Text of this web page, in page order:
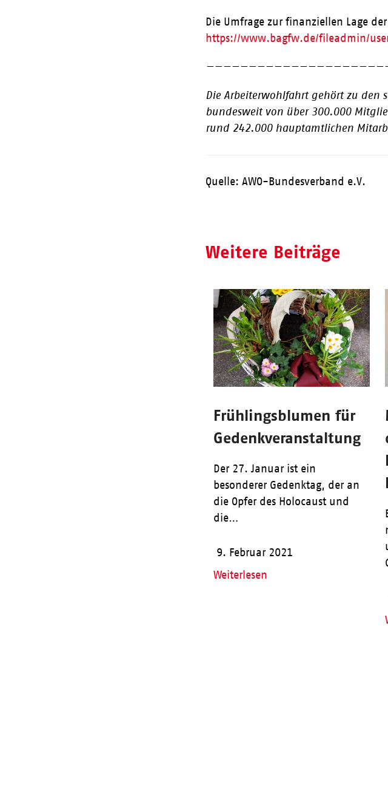
Die Umfrage zur finanziellen Lage
https://www.bagfw.de/fileadmin/
Die Arbeiterwohlfahrt gehört zu den
bundesweit von über 300.000
rund 242.000 hauptamtlichen
Quelle: AWO-Bundesverband e.V.
Weitere Beiträge
Frühlingsblumen für
Gedenkveranstaltung
Der 27. Januar ist ein
besonderer Gedenktag, der an
die Opfer des Holocaust und
die…
9. Februar 2021
Weiterlesen